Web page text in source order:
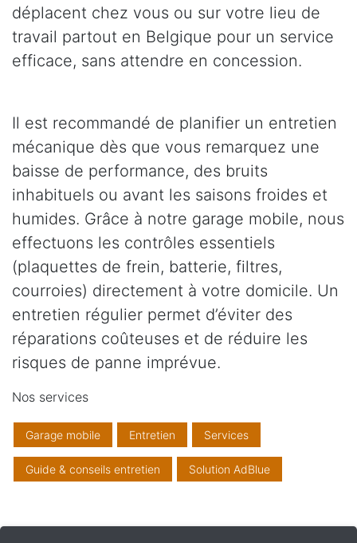
déplacent chez vous ou sur votre lieu de
travail partout en Belgique pour un service
efficace, sans attendre en concession.
Il est recommandé de planifier un entretien
mécanique dès que vous remarquez une
baisse de performance, des bruits
inhabituels ou avant les saisons froides et
humides. Grâce à notre garage mobile, nous
effectuons les contrôles essentiels
(plaquettes de frein, batterie, filtres,
courroies) directement à votre domicile. Un
entretien régulier permet d’éviter des
réparations coûteuses et de réduire les
risques de panne imprévue.
Nos services
Garage mobile Entretien Services
Guide & conseils entretien Solution AdBlue